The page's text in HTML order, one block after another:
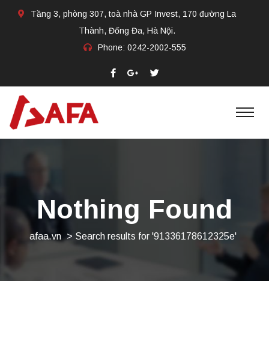
Tầng 3, phòng 307, toà nhà GP Invest, 170 đường La
Thành, Đống Đa, Hà Nội.
Phone: 0242-2002-555​
Nothing Found
afaa.vn > Search results for '91336178612325e'